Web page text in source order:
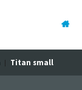
Titan small